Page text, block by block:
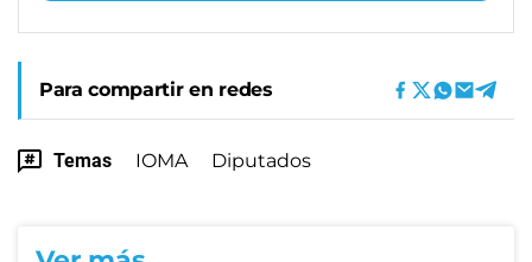
Para compartir en redes
Temas IOMA Diputados